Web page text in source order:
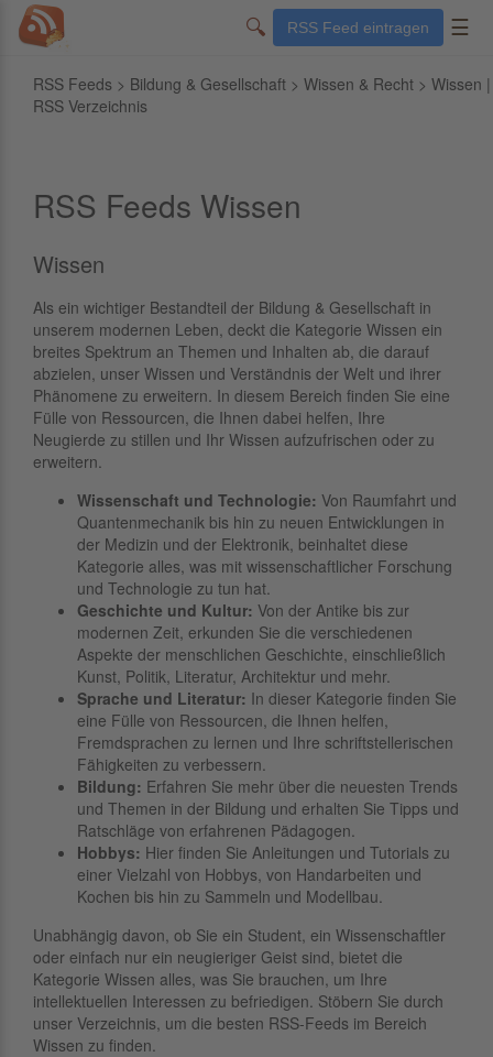
🔍 RSS Feed eintragen ☰
RSS Feeds > Bildung & Gesellschaft > Wissen & Recht > Wissen |
RSS Verzeichnis
RSS Feeds Wissen
Wissen
Als ein wichtiger Bestandteil der Bildung & Gesellschaft in
unserem modernen Leben, deckt die Kategorie Wissen ein
breites Spektrum an Themen und Inhalten ab, die darauf
abzielen, unser Wissen und Verständnis der Welt und ihrer
Phänomene zu erweitern. In diesem Bereich finden Sie eine
Fülle von Ressourcen, die Ihnen dabei helfen, Ihre
Neugierde zu stillen und Ihr Wissen aufzufrischen oder zu
erweitern.
Wissenschaft und Technologie: Von Raumfahrt und
Quantenmechanik bis hin zu neuen Entwicklungen in
der Medizin und der Elektronik, beinhaltet diese
Kategorie alles, was mit wissenschaftlicher Forschung
und Technologie zu tun hat.
Geschichte und Kultur: Von der Antike bis zur
modernen Zeit, erkunden Sie die verschiedenen
Aspekte der menschlichen Geschichte, einschließlich
Kunst, Politik, Literatur, Architektur und mehr.
Sprache und Literatur: In dieser Kategorie finden Sie
eine Fülle von Ressourcen, die Ihnen helfen,
Fremdsprachen zu lernen und Ihre schriftstellerischen
Fähigkeiten zu verbessern.
Bildung: Erfahren Sie mehr über die neuesten Trends
und Themen in der Bildung und erhalten Sie Tipps und
Ratschläge von erfahrenen Pädagogen.
Hobbys: Hier finden Sie Anleitungen und Tutorials zu
einer Vielzahl von Hobbys, von Handarbeiten und
Kochen bis hin zu Sammeln und Modellbau.
Unabhängig davon, ob Sie ein Student, ein Wissenschaftler
oder einfach nur ein neugieriger Geist sind, bietet die
Kategorie Wissen alles, was Sie brauchen, um Ihre
intellektuellen Interessen zu befriedigen. Stöbern Sie durch
unser Verzeichnis, um die besten RSS-Feeds im Bereich
Wissen zu finden.